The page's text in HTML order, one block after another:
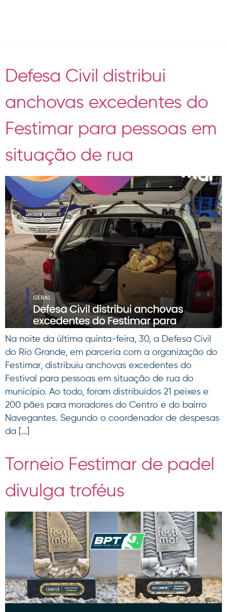
Day:March 31, 2023
Defesa Civil distribui
anchovas excedentes do
Festimar para pessoas em
situação de rua
Na noite da última quinta-feira, 30, a Defesa Civil
do Rio Grande, em parceria com a organização do
Festimar, distribuiu anchovas excedentes do
Festival para pessoas em situação de rua do
município. Ao todo, foram distribuídos 21 peixes e
200 pães para moradores do Centro e do bairro
Navegantes. Segundo o coordenador de despesas
da […]
Torneio Festimar de padel
divulga troféus